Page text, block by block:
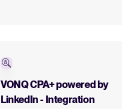
VONQ CPA+ powered by
LinkedIn - Integration